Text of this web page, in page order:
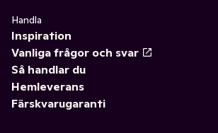
Handla
Inspiration
Vanliga frågor och svar
Så handlar du
Hemleverans
Färskvarugaranti